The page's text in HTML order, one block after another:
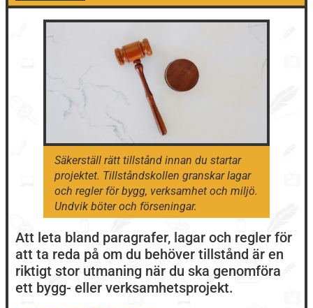
Säkerställ rätt tillstånd innan du startar
projektet. Tillståndskollen granskar lagar
och regler för bygg, verksamhet och miljö.
Undvik böter och förseningar.
Att leta bland paragrafer, lagar och regler för
att ta reda på om du behöver tillstånd är en
riktigt stor utmaning när du ska genomföra
ett bygg- eller verksamhetsprojekt.